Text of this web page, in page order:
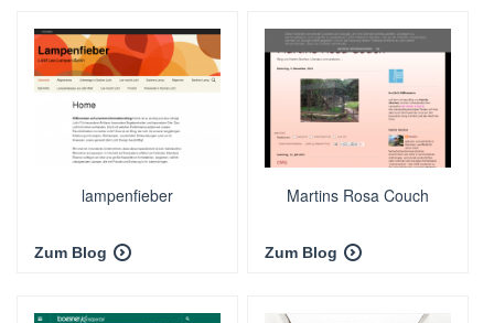
lampenfieber
Zum Blog
Martins Rosa Couch
Zum Blog